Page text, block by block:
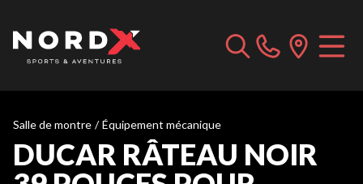
Salle de montre / Équipement mécanique
DUCAR RÂTEAU NOIR